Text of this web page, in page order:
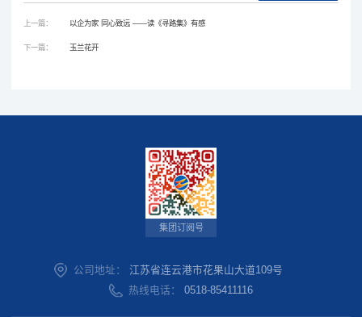
上一篇： 以企为家 同心致远 ——读《寻路集》有感
下一篇： 玉兰花开
集团订阅号
公司地址： 江苏省连云港市花果山大道109号
热线电话： 0518-85411116